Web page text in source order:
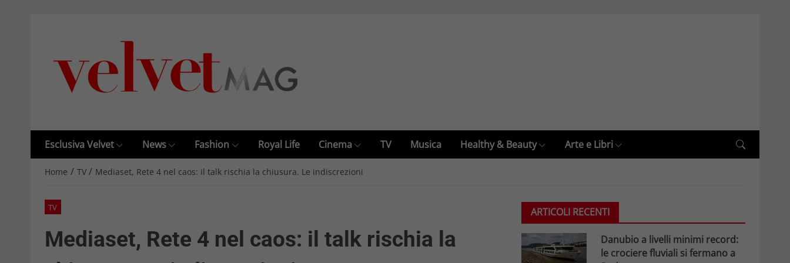
Esclusiva Velvet News Fashion Royal Life Cinema TV Musica Healthy & Beauty Arte e Libri
Home / TV / Mediaset, Rete 4 nel caos: il talk rischia la chiusura. Le indiscrezioni
TV
Mediaset, Rete 4 nel caos: il talk rischia la
ARTICOLI RECENTI
Danubio a livelli minimi record:
le crociere fluviali si fermano a